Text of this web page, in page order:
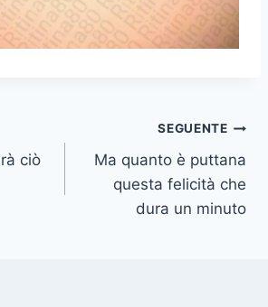
ciò
SEGUENTE
Ma quanto è puttana
questa felicità che
dura un minuto